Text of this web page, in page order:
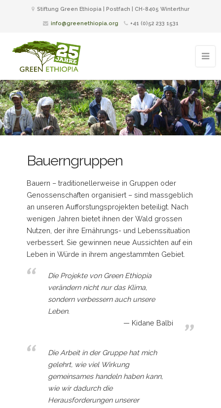
Stiftung Green Ethiopia | Postfach | CH-8405 Winterthur
info@greenethiopia.org +41 (0)52 233 1531
Bauerngruppen
Bauern – traditionellerweise in Gruppen oder
Genossenschaften organisiert – sind massgeblich
an unseren Aufforstungsprojekten beteiligt. Nach
wenigen Jahren bietet ihnen der Wald grossen
Nutzen, der ihre Ernährungs- und Lebenssituation
verbessert. Sie gewinnen neue Aussichten auf ein
Leben in Würde in ihrem angestammten Gebiet.
Die Projekte von Green Ethiopia
verändern nicht nur das Klima,
sondern verbessern auch unsere
Leben.
Kidane Balbi
Die Arbeit in der Gruppe hat mich
gelehrt, wie viel Wirkung
gemeinsames handeln haben kann,
wie wir dadurch die
Herausforderungen unserer